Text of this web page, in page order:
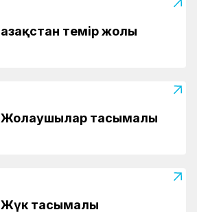
Қазақстан темір жолы
Жолаушылар тасымалы
Жүк тасымалы